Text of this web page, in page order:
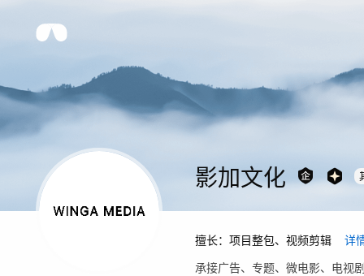
影加文化
擅长： 项目整包、视频剪辑
详
承接广告、专题、微电影、电视